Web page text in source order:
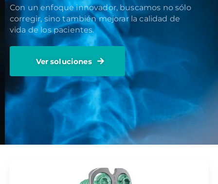
Con un enfoque innovador, buscamos no sólo
corregir, sino también mejorar la calidad de
vida de los pacientes.
Ver soluciones